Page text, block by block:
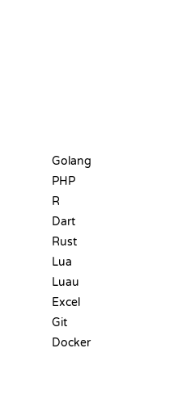
Golang
PHP
R
Dart
Rust
Lua
Luau
Excel
Git
Docker